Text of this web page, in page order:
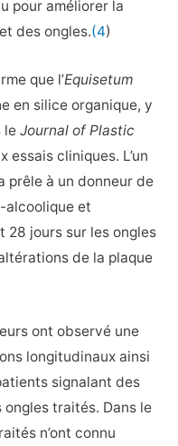
pour améliorer la
des ongles.(4)
que l’Equisetum
en silice organique, y
le Journal of Plastic
essais cliniques. L’un
prêle à un donneur de
alcoolique et
28 jours sur les ongles
de la plaque
ont observé une
longitudinaux ainsi
signalant des
traités. Dans le
n’ont connu